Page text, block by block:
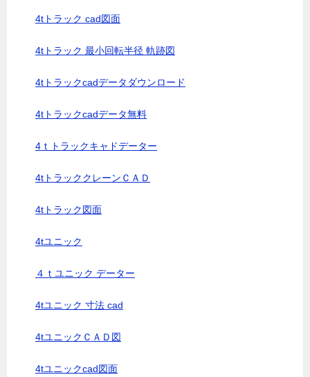
4tトラック cad図面
4tトラック 最小回転半径 軌跡図
4tトラックcadデータダウンロード
4tトラックcadデータ無料
4ｔトラックキャドデーター
4tトラッククレーンＣＡＤ
4tトラック図面
4tユニック
４ｔユニック データー
4tユニック 寸法 cad
4tユニックＣＡＤ図
4tユニックcad図面